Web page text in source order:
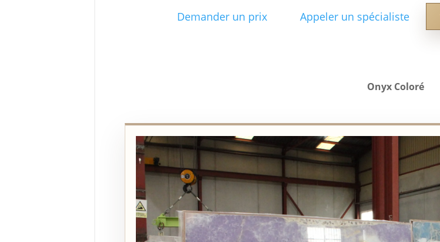
Demander un prix Appeler un spécialiste
Onyx Coloré